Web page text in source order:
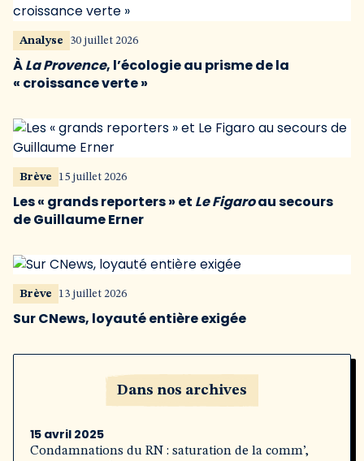
Analyse 30 juillet 2026
ÀLa Provence, l’écologie au prisme de la
« croissance verte »
Brève 15 juillet 2026
Les « grands reporters » et Le Figaroau secours
de Guillaume Erner
Brève 13 juillet 2026
Sur CNews, loyauté entière exigée
Dans nos archives
15 avril 2025
Condamnations du RN : saturation de la comm’,